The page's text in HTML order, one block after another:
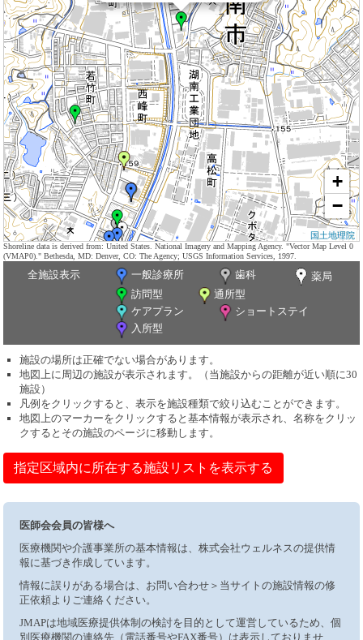
+
−
国土地理院
Shoreline data is derived from: United States. National Imagery and Mapping Agency. "Vector Map Level 0
(VMAP0)." Bethesda, MD: Denver, CO: The Agency; USGS Information Services, 1997.
全施設表示 一般診療所 歯科
薬局
訪問型
通所型
ケアプラン
ショートステイ
入所型
施設の場所は正確でない場合があります。
地図上に周辺の施設が表示されます。（当施設からの距離が近い順に30
施設）
凡例をクリックすると、表示を施設種類で絞り込むことができます。
地図上のマーカーをクリックすると基本情報が表示され、名称をクリッ
クするとその施設のページに移動します。
指定区域内に所在する施設リストを表示する
医師会会員の皆様へ
医療機関や介護事業所の基本情報は、株式会社ウェルネスの提供情
報に基づき作成しています。
情報に誤りがある場合は、お問い合わせ＞当サイトの施設情報の修
正依頼よりご連絡ください。
JMAPは地域医療提供体制の検討を目的として運営しているため、個
別医療機関の連絡先（電話番号やFAX番号）は表示しておりませ